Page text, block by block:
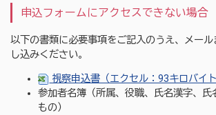
申込フォームにアクセスできない場合
以下の書類に必要事項をご記入のうえ、メール
し込みください。
視察申込書（エクセル：93キロバイ
参加者名簿（所属、役職、氏名漢字、氏
もの）